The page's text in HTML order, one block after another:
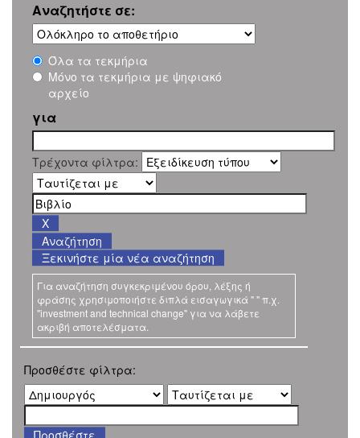
Αναζητήστε σε:
Όλα τα τεκμήρια
Μόνο τα τεκμήρια με ψηφιακό
αρχείο
για
Τρέχοντα φίλτρα:
Ξεκινήστε μία νέα αναζήτηση
Για αναζήτηση συγκεκριμένου όρου, λέξης ή
φράσης χρησιμοποιήστε διπλά εισαγωγικά " " π.χ.
"investment and technical change" για να λάβετε
ακριβή αποτελέσματα.
Προσθέστε φίλτρα: